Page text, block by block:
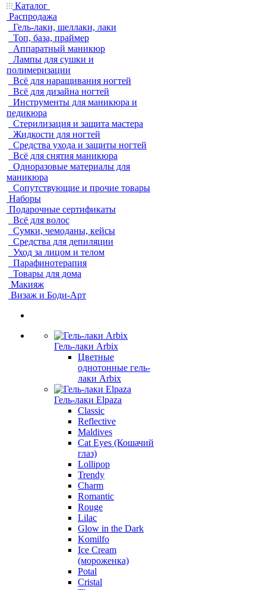
Каталог
Распродажа
Гель-лаки, шеллаки, лаки
Топ, база, праймер
Аппаратный маникюр
Лампы для сушки и
полимеризации
Всё для наращивания ногтей
Всё для дизайна ногтей
Инструменты для маникюра и
педикюра
Стерилизация и защита мастера
Жидкости для ногтей
Средства ухода и защиты ногтей
Всё для снятия маникюра
Одноразовые материалы для
маникюра
Сопутствующие и прочие товары
Наборы
Подарочные сертификаты
Всё для волос
Сумки, чемоданы, кейсы
Средства для депиляции
Уход за лицом и телом
Парафинотерапия
Товары для дома
Макияж
Визаж и Боди-Арт
Гель-лаки Arbix
Цветные
однотонные гель-
лаки Arbix
Гель-лаки Elpaza
Classic
Reflective
Maldives
Cat Eyes (Кошачий
глаз)
Lollipop
Trendy
Charm
Romantic
Rouge
Lilac
Glow in the Dark
Komilfo
Ice Cream
(мороженка)
Potal
Cristal